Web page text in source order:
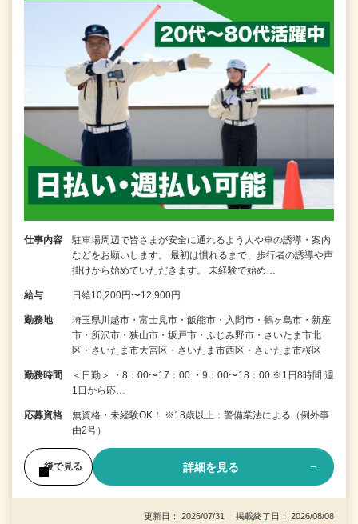
仕事内容
駐車場周辺で皆さまが安全に通れるよう人や車の誘導・案内
などをお願いします。 最初は慣れるまで、歩行者の誘導や声
掛けから始めていただきます。 未経験で始め…
給与 日給10,200円〜12,900円
勤務地
埼玉県川越市・富士見市・飯能市・入間市・鶴ヶ島市・新座
市・所沢市・狭山市・坂戸市・ふじみ野市・さいたま市北
区・さいたま市大宮区・さいたま市西区・さいたま市桜区
勤務時間
＜日勤＞ ・8：00〜17：00 ・9：00〜18：00 ※1日8時間 週
1日から応…
応募資格
無資格・未経験OK！ ※18歳以上：警備業法による（例外事
由2号）
後で見る 詳細を見る
更新日： 2026/07/31 掲載終了日： 2026/08/08